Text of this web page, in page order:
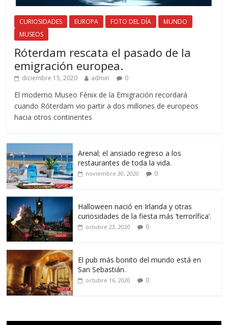
CURIOSIDADES EUROPA FOTO DEL DÍA
MUNDO
MUSEOS
Róterdam rescata el pasado de la
emigración europea.
diciembre 15, 2020 admin 0
El moderno Museo Fénix de la Emigración recordará
cuando Róterdam vio partir a dos millones de europeos
hacia otros continentes
Arenal; el ansiado regreso a los
restaurantes de toda la vida.
noviembre 30, 2020 0
Halloween nació en Irlanda y otras
curiosidades de la fiesta más ‘terrorífica’.
octubre 23, 2020 0
El pub más bonito del mundo está en
San Sebastián.
octubre 16, 2020 0